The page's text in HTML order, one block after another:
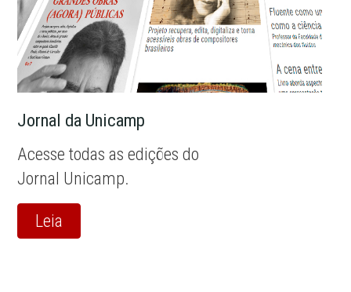
Jornal da Unicamp
Acesse todas as edições do
Jornal Unicamp.
Leia